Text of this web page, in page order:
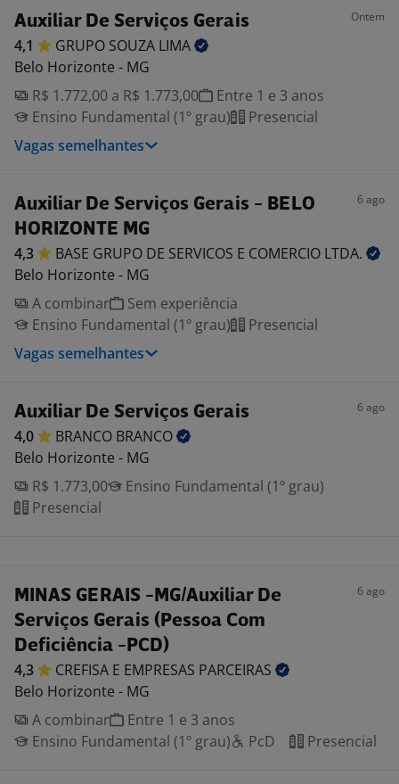
Auxiliar De Serviços Gerais Ontem
4,1 GRUPO SOUZA LIMA
Belo Horizonte - MG
R$ 1.772,00 a R$ 1.773,00
Entre 1 e 3 anos
Ensino Fundamental (1º grau)
Presencial
Vagas semelhantes
Auxiliar De Serviços Gerais - BELO
HORIZONTE MG
6 ago
4,3 BASE GRUPO DE SERVICOS E COMERCIO LTDA.
Belo Horizonte - MG
A combinar
Sem experiência
Ensino Fundamental (1º grau)
Presencial
Vagas semelhantes
Auxiliar De Serviços Gerais 6 ago
4,0 BRANCO BRANCO
Belo Horizonte - MG
R$ 1.773,00
Ensino Fundamental (1º grau)
Presencial
MINAS GERAIS -MG/Auxiliar De
Serviços Gerais (Pessoa Com
Deficiência -PCD)
6 ago
4,3 CREFISA E EMPRESAS PARCEIRAS
Belo Horizonte - MG
A combinar
Entre 1 e 3 anos
Ensino Fundamental (1º grau)
PcD Presencial